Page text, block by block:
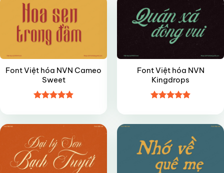
Font Việt hóa NVN Cameo
Sweet
hạng4.95
sao
Font Việt hóa NVN
Kingdrops
hạng4.95
sao